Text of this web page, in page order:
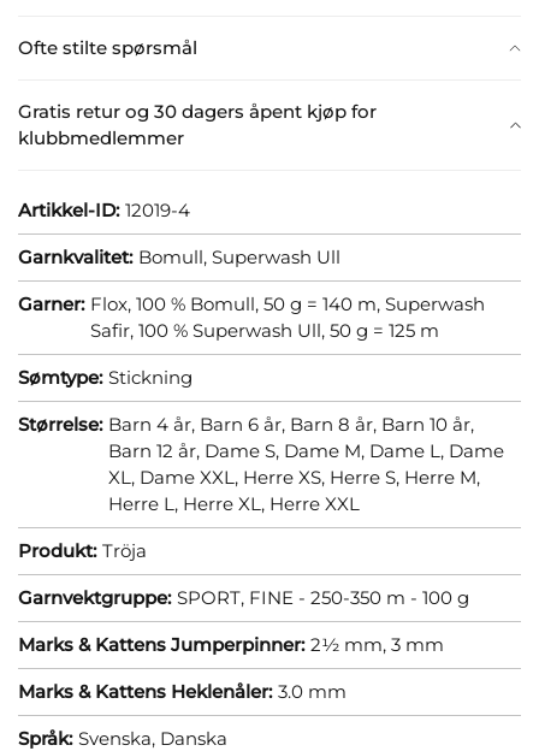
Ofte stilte spørsmål
Gratis retur og 30 dagers åpent kjøp for
klubbmedlemmer
Artikkel-ID: 12019-4
Garnkvalitet: Bomull, Superwash Ull
Garner: Flox, 100 % Bomull, 50 g = 140 m, Superwash
Safir, 100 % Superwash Ull, 50 g = 125 m
Sømtype: Stickning
Størrelse: Barn 4 år, Barn 6 år, Barn 8 år, Barn 10 år,
Barn 12 år, Dame S, Dame M, Dame L, Dame
XL, Dame XXL, Herre XS, Herre S, Herre M,
Herre L, Herre XL, Herre XXL
Produkt: Tröja
Garnvektgruppe: SPORT, FINE - 250-350 m - 100 g
Marks & Kattens Jumperpinner: 2½ mm, 3 mm
Marks & Kattens Heklenåler: 3.0 mm
Språk: Svenska, Danska